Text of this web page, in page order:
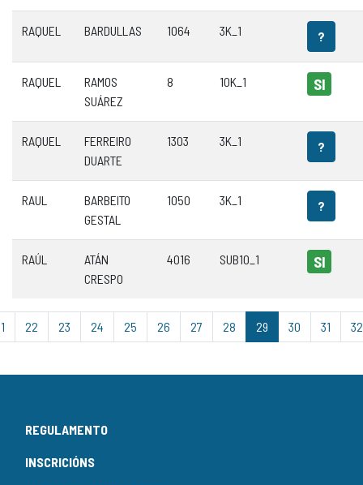
RAQUEL BARDULLAS 1064 3K_1 ?
RAQUEL
RAMOS
SUÁREZ
8 10K_1 SI
RAQUEL
FERREIRO
DUARTE
1303 3K_1 ?
RAUL
BARBEITO
GESTAL
1050 3K_1 ?
RAÚL
ATÁN
CRESPO
4016 SUB10_1 SI
22 23 24 25 26 27 28 29 30 31 32
REGULAMENTO
INSCRICIÓNS